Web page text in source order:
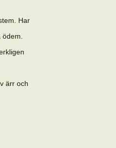
Har
ärr och